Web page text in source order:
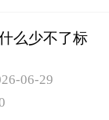
么少不了标
06-29